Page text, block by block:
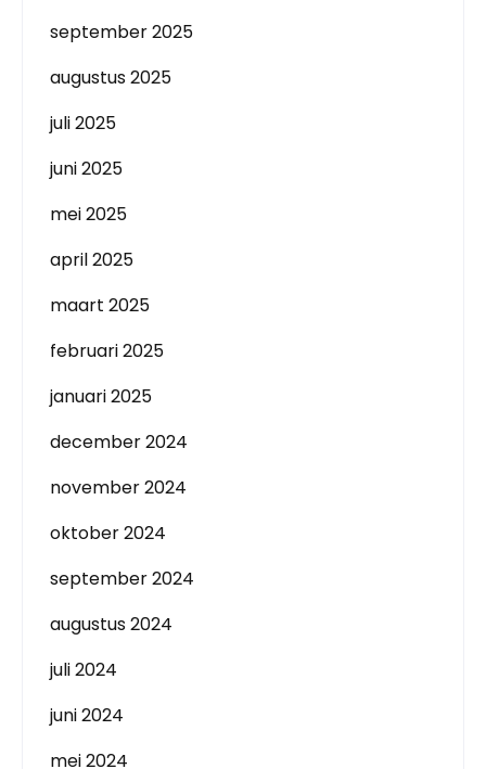
september 2025
augustus 2025
juli 2025
juni 2025
mei 2025
april 2025
maart 2025
februari 2025
januari 2025
december 2024
november 2024
oktober 2024
september 2024
augustus 2024
juli 2024
juni 2024
mei 2024